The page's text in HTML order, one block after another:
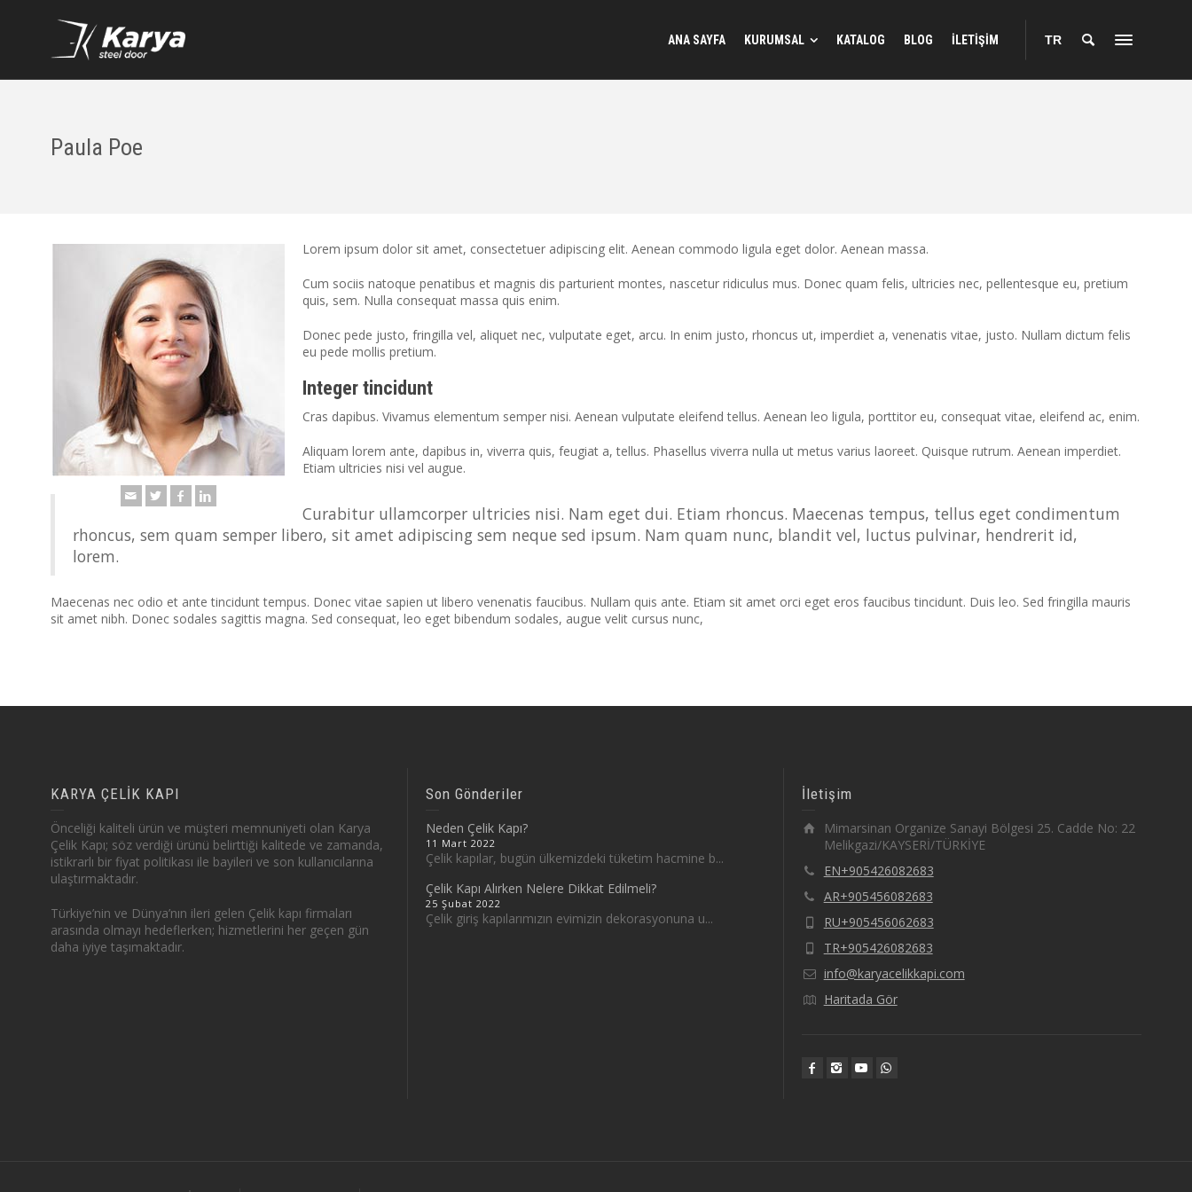
ANA SAYFA KURUMSAL KATALOG BLOG İLETİŞİM TR
Paula Poe
Lorem ipsum dolor sit amet, consectetuer adipiscing elit. Aenean commodo ligula eget dolor. Aenean massa.
Cum sociis natoque penatibus et magnis dis parturient montes, nascetur ridiculus mus. Donec quam felis, ultricies nec, pellentesque eu, pretium
quis, sem. Nulla consequat massa quis enim.
Donec pede justo, fringilla vel, aliquet nec, vulputate eget, arcu. In enim justo, rhoncus ut, imperdiet a, venenatis vitae, justo. Nullam dictum felis
eu pede mollis pretium.
Integer tincidunt
Cras dapibus. Vivamus elementum semper nisi. Aenean vulputate eleifend tellus. Aenean leo ligula, porttitor eu, consequat vitae, eleifend ac, enim.
Aliquam lorem ante, dapibus in, viverra quis, feugiat a, tellus. Phasellus viverra nulla ut metus varius laoreet. Quisque rutrum. Aenean imperdiet.
Etiam ultricies nisi vel augue.
Curabitur ullamcorper ultricies nisi. Nam eget dui. Etiam rhoncus. Maecenas tempus, tellus eget condimentum
rhoncus, sem quam semper libero, sit amet adipiscing sem neque sed ipsum. Nam quam nunc, blandit vel, luctus pulvinar, hendrerit id,
lorem.
Maecenas nec odio et ante tincidunt tempus. Donec vitae sapien ut libero venenatis faucibus. Nullam quis ante. Etiam sit amet orci eget eros faucibus tincidunt. Duis leo. Sed fringilla mauris
sit amet nibh. Donec sodales sagittis magna. Sed consequat, leo eget bibendum sodales, augue velit cursus nunc,
KARYA ÇELİK KAPI
Önceliği kaliteli ürün ve müşteri memnuniyeti olan Karya
Çelik Kapı; söz verdiği ürünü belirttiği kalitede ve zamanda,
istikrarlı bir fiyat politikası ile bayileri ve son kullanıcılarına
ulaştırmaktadır.
Türkiye’nin ve Dünya’nın ileri gelen Çelik kapı firmaları
arasında olmayı hedeflerken; hizmetlerini her geçen gün
daha iyiye taşımaktadır.
Son Gönderiler
Neden Çelik Kapı?
11 Mart 2022
Çelik kapılar, bugün ülkemizdeki tüketim hacmine b...
Çelik Kapı Alırken Nelere Dikkat Edilmeli?
25 Şubat 2022
Çelik giriş kapılarımızın evimizin dekorasyonuna u...
İletişim
Mimarsinan Organize Sanayi Bölgesi 25. Cadde No: 22
Melikgazi/KAYSERİ/TÜRKİYE
EN+905426082683
AR+905456082683
RU+905456062683
TR+905426082683
info@karyacelikkapi.com
Haritada Gör